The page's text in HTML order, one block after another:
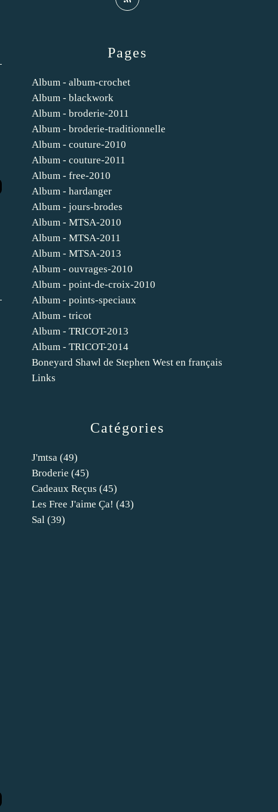
Catégories
J'mtsa (49)
Broderie (45)
Cadeaux Reçus (45)
Les Free J'aime Ça! (43)
Sal (39)
Pages
Album - album-crochet
Album - blackwork
Album - broderie-2011
Album - broderie-traditionnelle
Album - couture-2010
Album - couture-2011
Album - free-2010
Album - hardanger
Album - jours-brodes
Album - MTSA-2010
Album - MTSA-2011
Album - MTSA-2013
Album - ouvrages-2010
Album - point-de-croix-2010
Album - points-speciaux
Album - tricot
Album - TRICOT-2013
Album - TRICOT-2014
Boneyard Shawl de Stephen West en français
Links